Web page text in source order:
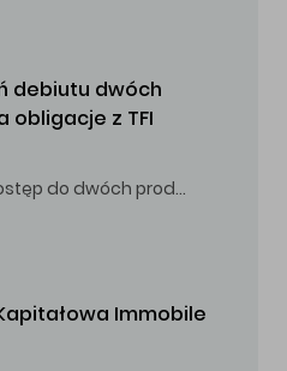
debiutu dwóch
obligacje z TFI
Inwestorzy zyskali dostęp do dwóch produktów umożliwiających inwestowanie w obligacje skarbowe.
Immobile